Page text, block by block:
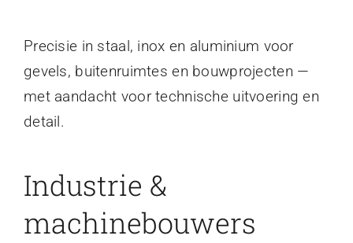
Precisie in staal, inox en aluminium voor
gevels, buitenruimtes en bouwprojecten —
met aandacht voor technische uitvoering en
detail.
Industrie &
machinebouwers